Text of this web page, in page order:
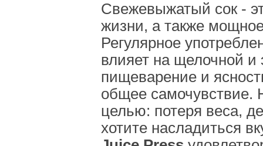
Свежевыжатый сок -
жизни, а также
Регулярное
влияет на щелочной и
пищеварение и
общее самочувствие.
целью: потеря веса,
хотите насладиться